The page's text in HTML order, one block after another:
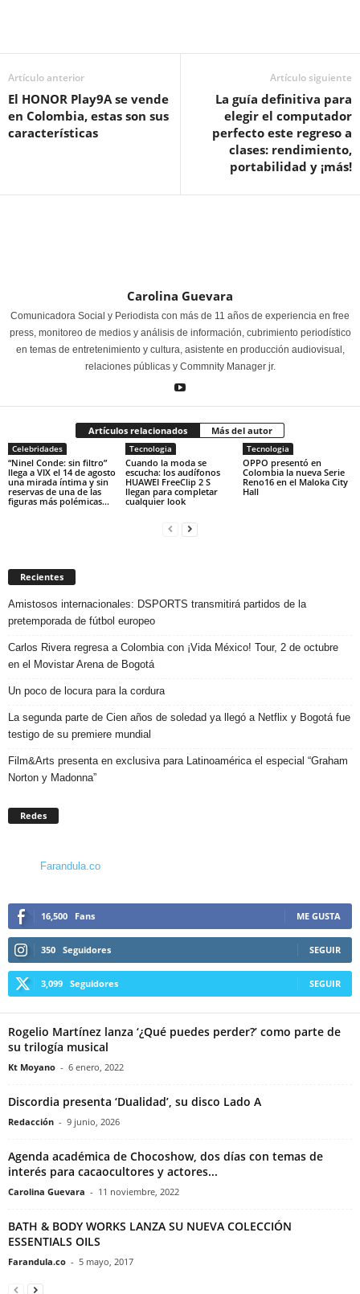
Artículo anterior
El HONOR Play9A se vende
en Colombia, estas son sus
características
Artículo siguiente
La guía definitiva para
elegir el computador
perfecto este regreso a
clases: rendimiento,
portabilidad y ¡más!
Carolina Guevara
Comunicadora Social y Periodista con más de 11 años de experiencia en free
press, monitoreo de medios y análisis de información, cubrimiento periodístico
en temas de entretenimiento y cultura, asistente en producción audiovisual,
relaciones públicas y Commnity Manager jr.
Artículos relacionados Más del autor
Celebridades
“Ninel Conde: sin filtro”
llega a VIX el 14 de agosto
una mirada íntima y sin
reservas de una de las
figuras más polémicas...
Tecnologia
Cuando la moda se
escucha: los audífonos
HUAWEI FreeClip 2 S
llegan para completar
cualquier look
Tecnologia
OPPO presentó en
Colombia la nueva Serie
Reno16 en el Maloka City
Hall
Recientes
Amistosos internacionales: DSPORTS transmitirá partidos de la
pretemporada de fútbol europeo
Carlos Rivera regresa a Colombia con ¡Vida México! Tour, 2 de octubre
en el Movistar Arena de Bogotá
Un poco de locura para la cordura
La segunda parte de Cien años de soledad ya llegó a Netflix y Bogotá fue
testigo de su premiere mundial
Film&Arts presenta en exclusiva para Latinoamérica el especial “Graham
Norton y Madonna”
Redes
Farandula.co
16,500 Fans ME GUSTA
350 Seguidores SEGUIR
3,099 Seguidores SEGUIR
Rogelio Martínez lanza ‘¿Qué puedes perder?’ como parte de
su trilogía musical
Kt Moyano - 6 enero, 2022
Discordia presenta ‘Dualidad’, su disco Lado A
Redacción - 9 junio, 2026
Agenda académica de Chocoshow, dos días con temas de
interés para cacaocultores y actores...
Carolina Guevara - 11 noviembre, 2022
BATH & BODY WORKS LANZA SU NUEVA COLECCIÓN
ESSENTIALS OILS
Farandula.co - 5 mayo, 2017